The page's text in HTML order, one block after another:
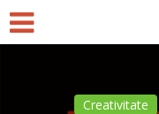
Creativitate